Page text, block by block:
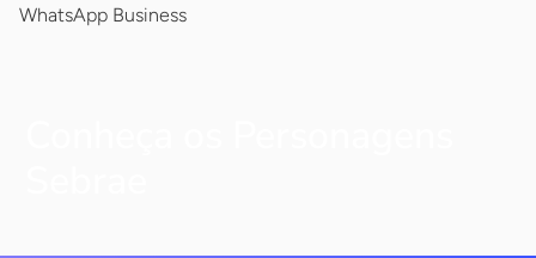
WhatsApp Business